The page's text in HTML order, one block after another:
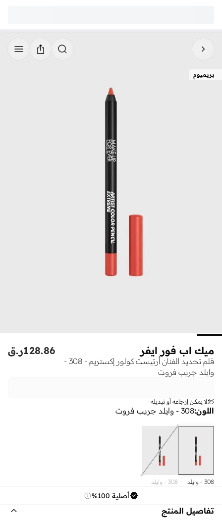
بريميوم
ميك اب فور ايفر
قلم تحديد الفنان أرتيست كولور إكستريم - 308 -
وايلد جريب فروت
ر.ق128.86
لا يمكن إرجاعه أو تبديله
اللون:308 - وايلد جريب فروت
308 - وايلد
308 - وايلد
أصلية 100%
تفاصيل المنتج